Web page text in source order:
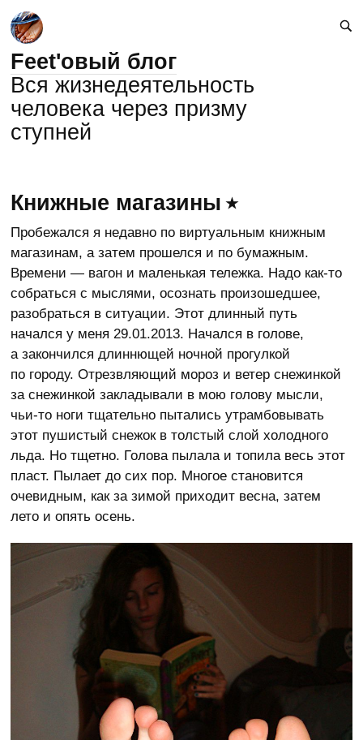
Feet'овый блог
Вся жизнедеятельность
человека через призму
ступней
Книжные магазины
Пробежался я недавно по виртуальным книжным
магазинам, а затем прошелся и по бумажным.
Времени — вагон и маленькая тележка. Надо как-то
собраться с мыслями, осознать произошедшее,
разобраться в ситуации. Этот длинный путь
начался у меня 29.01.2013. Начался в голове,
а закончился длиннющей ночной прогулкой
по городу. Отрезвляющий мороз и ветер снежинкой
за снежинкой закладывали в мою голову мысли,
чьи-то ноги тщательно пытались утрамбовывать
этот пушистый снежок в толстый слой холодного
льда. Но тщетно. Голова пылала и топила весь этот
пласт. Пылает до сих пор. Многое становится
очевидным, как за зимой приходит весна, затем
лето и опять осень.